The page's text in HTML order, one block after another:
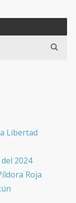
Libertad
2024
Roja